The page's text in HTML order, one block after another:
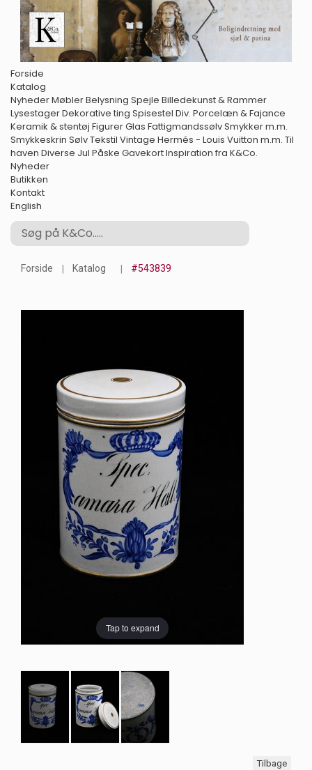
Forside
Katalog
NyhederMøblerBelysning Spejle Billedekunst & Rammer
LysestagerDekorative ting Spisestel Div. Porcelæn & Fajance
Keramik & stentøj FigurerGlas FattigmandssølvSmykker m.m.
Smykkeskrin SølvTekstil Vintage Hermés - Louis Vuitton m.m. Til
haven Diverse Jul Påske GavekortInspiration fra K&Co.
Nyheder
Butikken
Kontakt
English
Forside Katalog #543839
Tap to expand
Tilbage